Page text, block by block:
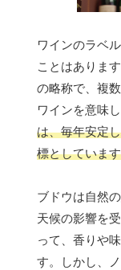
ワインのラベ
ことはありま
の略称で、複
ワインを意味し
は、毎年安定
標としています
ブドウは自然
天候の影響を
って、香りや
す。しかし、